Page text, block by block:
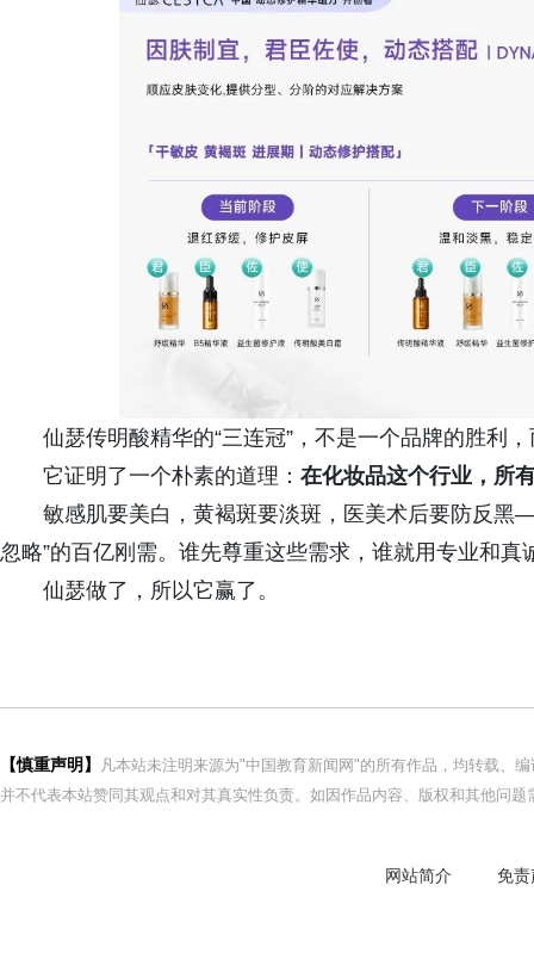
仙瑟传明酸精华的“三连冠”，不是一个品牌的胜利
它证明了一个朴素的道理： 在化妆品这个行业，所
敏感肌要美白，黄褐斑要淡斑，医美术后要防反
忽略”的百亿刚需。谁先尊重这些需求，谁就用专业和真
仙瑟做了，所以它赢了。
【慎重声明】
凡本站未注明来源为"中国教育新闻网"的所有作品，均转载、
并不代表本站赞同其观点和对其真实性负责。如因作品内容、版权和其他问
网站简介 免责